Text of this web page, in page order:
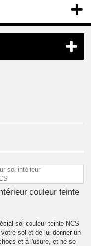
couleur teinte
sol couleur teinte NCS
sol et de lui donner un
et à l'usure, et ne se